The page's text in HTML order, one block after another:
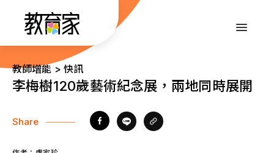
內
::: 教師增能 > 快訊
李梅樹120歲藝術紀念展，兩地同時展開
Share